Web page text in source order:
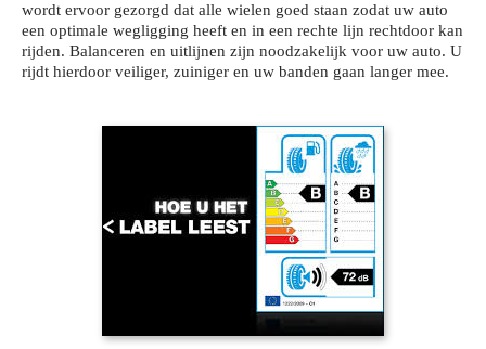
wordt ervoor gezorgd dat alle wielen goed staan zodat uw auto
een optimale wegligging heeft en in een rechte lijn rechtdoor kan
rijden. Balanceren en uitlijnen zijn noodzakelijk voor uw auto. U
rijdt hierdoor veiliger, zuiniger en uw banden gaan langer mee.